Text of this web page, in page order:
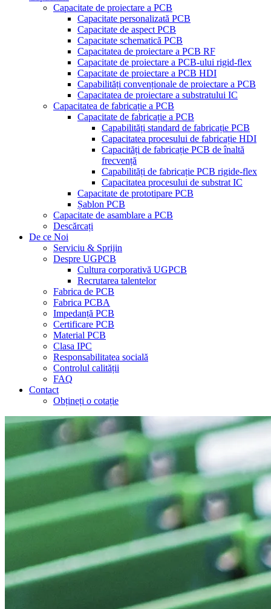
Capacitate de proiectare a PCB
Capacitate personalizată PCB
Capacitate de aspect PCB
Capacitate schematică PCB
Capacitatea de proiectare a PCB RF
Capacitate de proiectare a PCB-ului rigid-flex
Capacitate de proiectare a PCB HDI
Capabilități convenționale de proiectare a PCB
Capacitatea de proiectare a substratului IC
Capacitatea de fabricație a PCB
Capacitate de fabricație a PCB
Capabilități standard de fabricație PCB
Capacitatea procesului de fabricație HDI
Capacități de fabricație PCB de înaltă
frecvență
Capabilități de fabricație PCB rigide-flex
Capacitatea procesului de substrat IC
Capacitate de prototipare PCB
Șablon PCB
Capacitate de asamblare a PCB
Descărcați
De ce Noi
Serviciu & Sprijin
Despre UGPCB
Cultura corporativă UGPCB
Recrutarea talentelor
Fabrica de PCB
Fabrica PCBA
Impedanță PCB
Certificare PCB
Material PCB
Clasa IPC
Responsabilitatea socială
Controlul calității
FAQ
Contact
Obțineți o cotație